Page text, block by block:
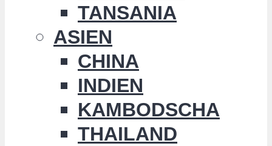
TANSANIA
ASIEN
CHINA
INDIEN
KAMBODSCHA
THAILAND